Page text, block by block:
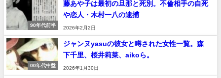
90年代前半
藤あや子は最初の旦那と死別。不倫相手の自死
や恋人・木村一八の逮捕
2026年2月2日
00年代中盤
ジャンヌyasuの彼女と噂された女性一覧。森
下千里、桜井莉菜、aikoら。
2026年1月30日